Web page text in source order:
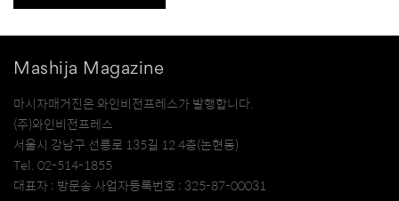
Mashija Magazine
마시자매거진은 와인비전프레스가 발행합니다.
(주)와인비전프레스
서울시 강남구 선릉로 135길 12 4층(논현동)
Tel. 02-514-1855
대표자 : 방문송 사업자등록번호 : 325-87-00031